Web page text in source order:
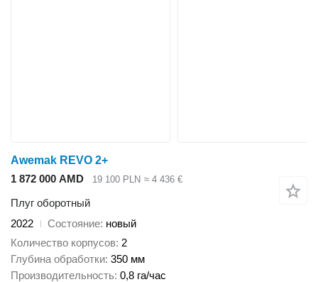
Awemak REVO 2+
1 872 000 AMD
19 100 PLN ≈ 4 436 €
Плуг оборотный
2022
Состояние новый
Количество корпусов 2
Глубина обработки 350 мм
Производительность 0,8 га/час